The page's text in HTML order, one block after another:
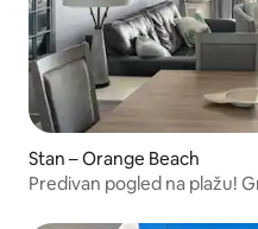
Stan – Orange Beach
Predivan pogled na plažu!